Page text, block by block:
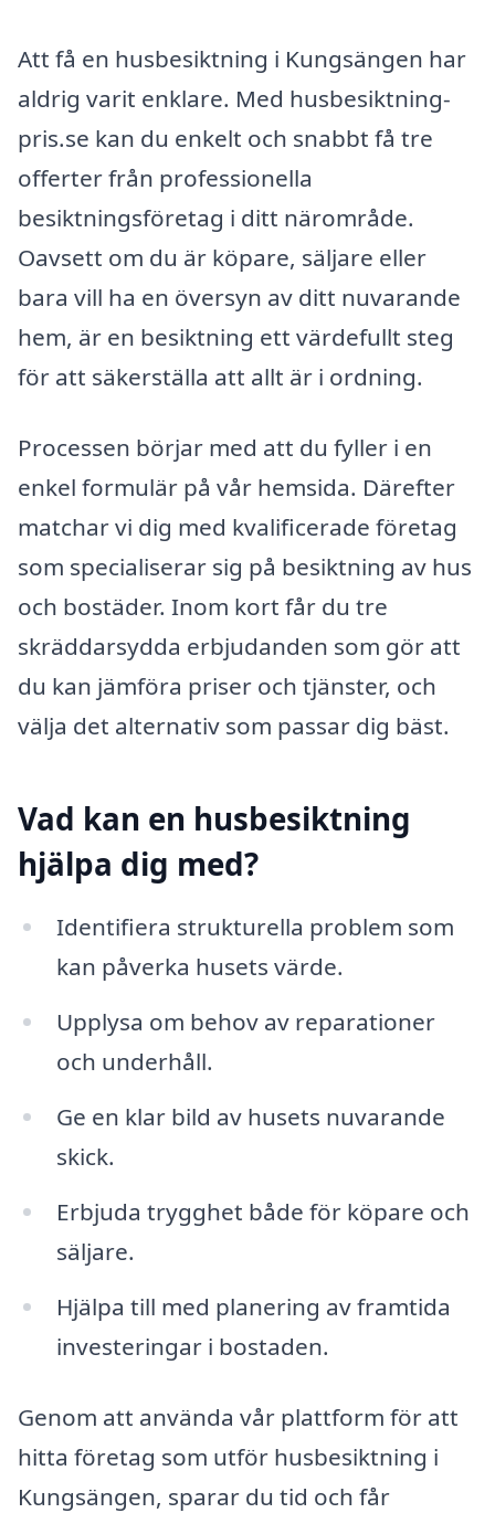
Att få en husbesiktning i Kungsängen har
aldrig varit enklare. Med husbesiktning-
pris.se kan du enkelt och snabbt få tre
offerter från professionella
besiktningsföretag i ditt närområde.
Oavsett om du är köpare, säljare eller
bara vill ha en översyn av ditt nuvarande
hem, är en besiktning ett värdefullt steg
för att säkerställa att allt är i ordning.
Processen börjar med att du fyller i en
enkel formulär på vår hemsida. Därefter
matchar vi dig med kvalificerade företag
som specialiserar sig på besiktning av hus
och bostäder. Inom kort får du tre
skräddarsydda erbjudanden som gör att
du kan jämföra priser och tjänster, och
välja det alternativ som passar dig bäst.
Vad kan en husbesiktning
hjälpa dig med?
Identifiera strukturella problem som
kan påverka husets värde.
Upplysa om behov av reparationer
och underhåll.
Ge en klar bild av husets nuvarande
skick.
Erbjuda trygghet både för köpare och
säljare.
Hjälpa till med planering av framtida
investeringar i bostaden.
Genom att använda vår plattform för att
hitta företag som utför husbesiktning i
Kungsängen, sparar du tid och får